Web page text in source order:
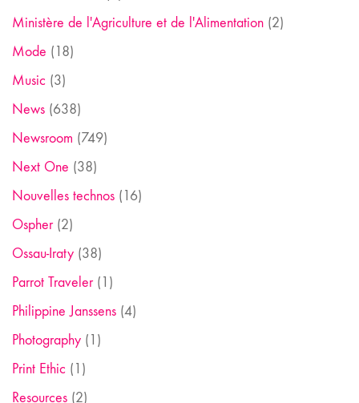
Ministère de l'Agriculture et de l'Alimentation (2)
Mode (18)
Music (3)
News (638)
Newsroom (749)
Next One (38)
Nouvelles technos (16)
Ospher(2)
Ossau-Iraty (38)
Parrot Traveler(1)
Philippine Janssens (4)
Photography (1)
Print Ethic (1)
Resources (2)